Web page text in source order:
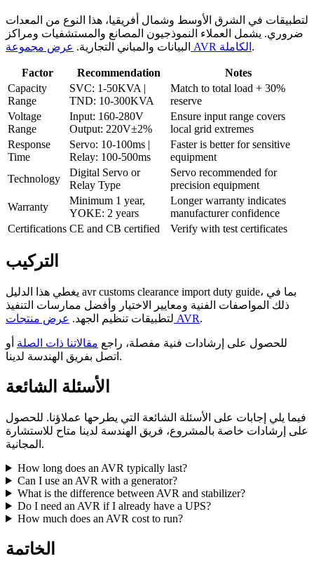
لتطبيقات في الشرق الأوسط وشمال أفريقيا، هذا النوع من المعدات
ضروري. يشمل العملاء النموذجيون المصانع والمستشفيات ومراكز
البيانات والمباني التجارية.
عرض مجموعة AVR الكاملة .
Factor Recommendation
Notes
Capacity
Range
SVC: 1-50KVA |
TND: 10-300KVA
Match to total load + 30%
reserve
Voltage
Range
Input: 160-280V
Output: 220V±2%
Ensure input range covers
local grid extremes
Response
Time
Servo: 10-100ms |
Relay: 100-500ms
Faster is better for sensitive
equipment
Technology
Digital Servo or
Relay Type
Servo recommended for
precision equipment
Warranty
Minimum 1 year,
YOKE: 2 years
Longer warranty indicates
manufacturer confidence
Certifications CE and CB certified Verify with test certificates
التركيب
يغطي هذا الدليل avr customs clearance import duty guide، بما في
ذلك المواصفات الفنية ومعايير الاختيار وأفضل ممارسات التنفيذ
لتطبيقات تنظيم الجهد. عرض منتجات AVR.
للحصول على إرشادات فنية مفصلة، راجع مقالاتنا ذات الصلة أو
اتصل بفريق الهندسة لدينا.
الأسئلة الشائعة
فيما يلي إجابات على الأسئلة الشائعة التي يطرحها عملاؤنا. للحصول
على إرشادات خاصة بالمشروع، فريق الهندسة لدينا متاح للاستشارة
المجانية.
How long does an AVR typically last?
Can I use an AVR with a generator?
What is the difference between AVR and stabilizer?
Do I need an AVR if I already have a UPS?
How much does an AVR cost to run?
الخاتمة